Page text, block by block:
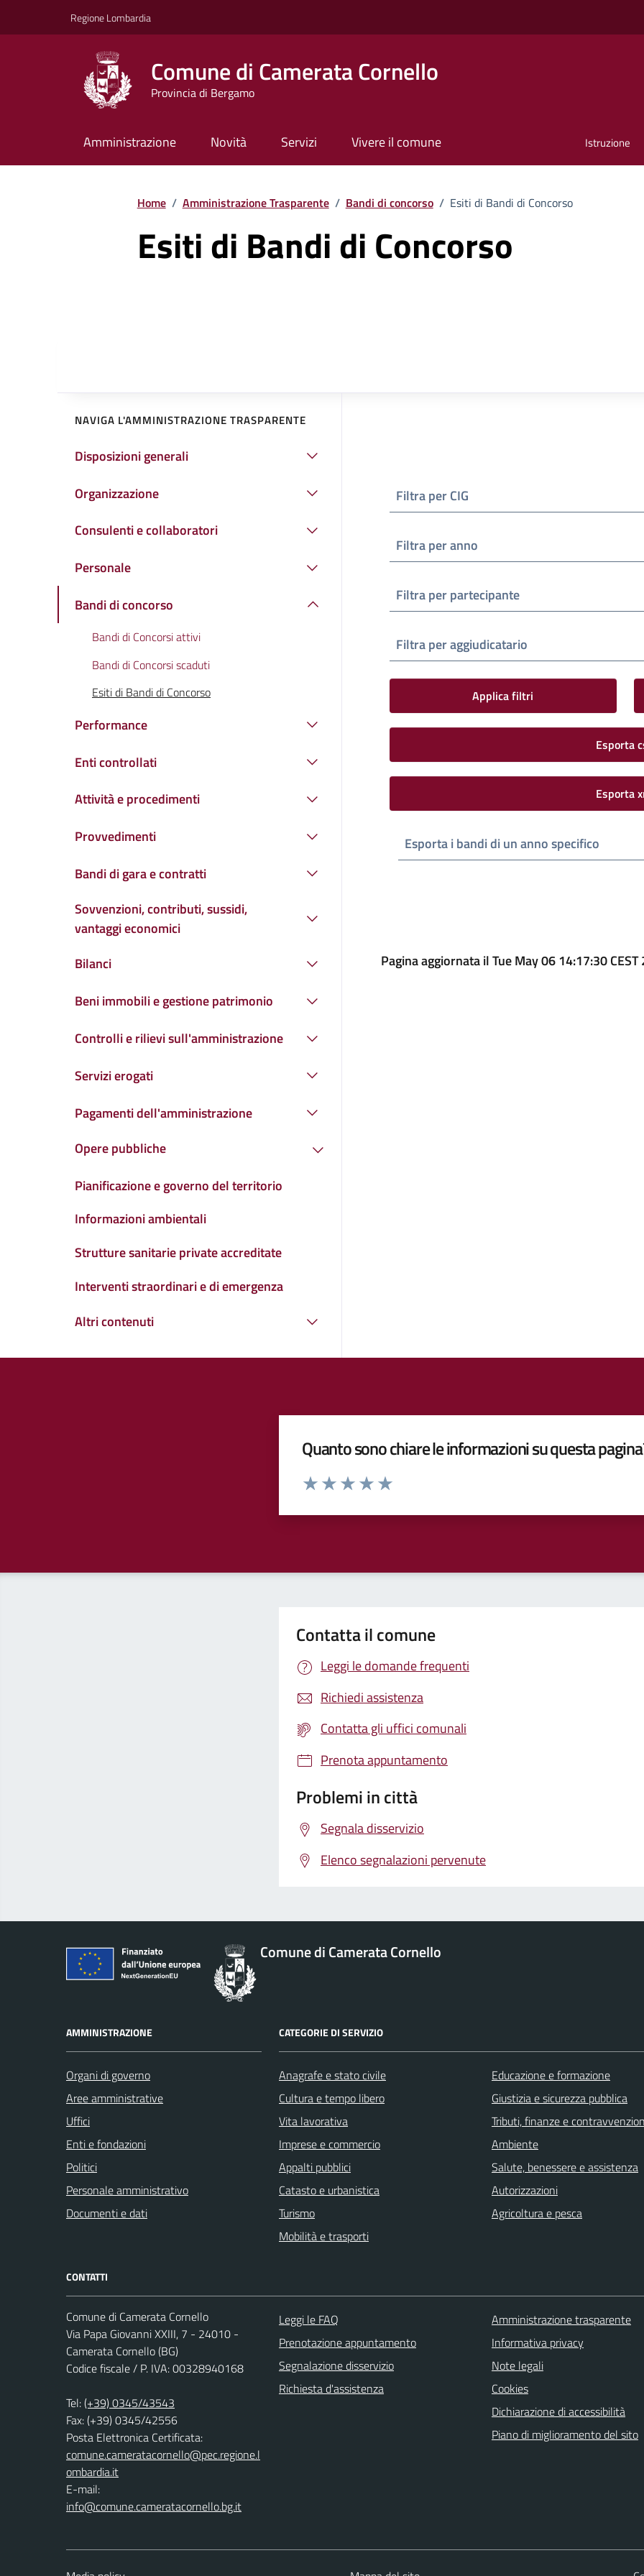
Regione Lombardia
Comune di Camerata Cornello
Provincia di Bergamo
Amministrazione Novità Servizi Vivere il comune Istruzione
Home / Amministrazione Trasparente / Bandi di concorso / Esiti di Bandi di Concorso
Esiti di Bandi di Concorso
NAVIGA L'AMMINISTRAZIONE TRASPARENTE
Disposizioni generali
Organizzazione
Consulenti e collaboratori
Personale
Bandi di concorso
Bandi di Concorsi attivi
Bandi di Concorsi scaduti
Esiti di Bandi di Concorso
Performance
Enti controllati
Attività e procedimenti
Provvedimenti
Bandi di gara e contratti
Sovvenzioni, contributi, sussidi,
vantaggi economici
Bilanci
Beni immobili e gestione patrimonio
Controlli e rilievi sull'amministrazione
Servizi erogati
Pagamenti dell'amministrazione
Opere pubbliche
Pianificazione e governo del territorio
Informazioni ambientali
Strutture sanitarie private accreditate
Interventi straordinari e di emergenza
Altri contenuti
Filtra per CIG
Filtra per anno
Filtra per partecipante
Filtra per aggiudicatario
Applica filtri
Esporta
Esporta
Esporta i bandi di un anno specifico
Pagina aggiornata il Tue May 06 14:17:30 CEST
Quanto sono chiare le informazioni su questa
Valuta da 1 a 5 stelle la pagina
Contatta il comune
Leggi le domande frequenti
Richiedi assistenza
Contatta gli uffici comunali
Prenota appuntamento
Problemi in città
Segnala disservizio
Elenco segnalazioni pervenute
Comune di Camerata Cornello
AMMINISTRAZIONE
Organi di governo
Aree amministrative
Uffici
Enti e fondazioni
Politici
Personale amministrativo
Documenti e dati
CATEGORIE DI SERVIZIO
Anagrafe e stato civile
Cultura e tempo libero
Vita lavorativa
Imprese e commercio
Appalti pubblici
Catasto e urbanistica
Turismo
Mobilità e trasporti
Educazione e formazione
Giustizia e sicurezza pubblica
Tributi, finanze e
Ambiente
Salute, benessere e assistenza
Autorizzazioni
Agricoltura e pesca
CONTATTI
Comune di Camerata Cornello
Via Papa Giovanni XXIII, 7 - 24010 -
Camerata Cornello (BG)
Codice fiscale / P. IVA: 00328940168
Tel:(+39) 0345/43543
Fax: (+39) 0345/42556
Posta Elettronica Certificata:
comune.cameratacornello@pec.regione.l
ombardia.it
E-mail:
info@comune.cameratacornello.bg.it
Leggi le FAQ
Prenotazione appuntamento
Segnalazione disservizio
Richiesta d'assistenza
Amministrazione trasparente
Informativa privacy
Note legali
Cookies
Dichiarazione di accessibilità
Piano di miglioramento del sito